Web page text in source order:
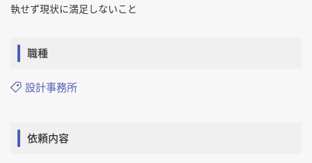
執せず現状に満足しないこと
職種
設計事務所
依頼内容